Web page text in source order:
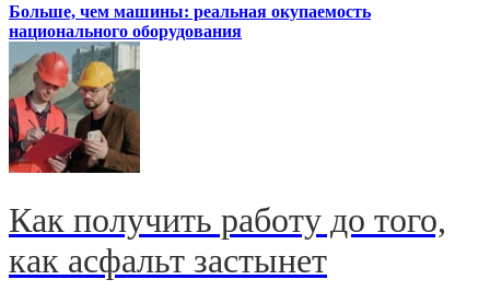
Больше, чем машины: реальная окупаемость
национального оборудования
Как получить работу до того,
как асфальт застынет